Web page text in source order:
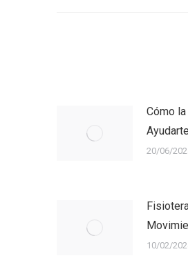
Cómo
20/06/
10/02/